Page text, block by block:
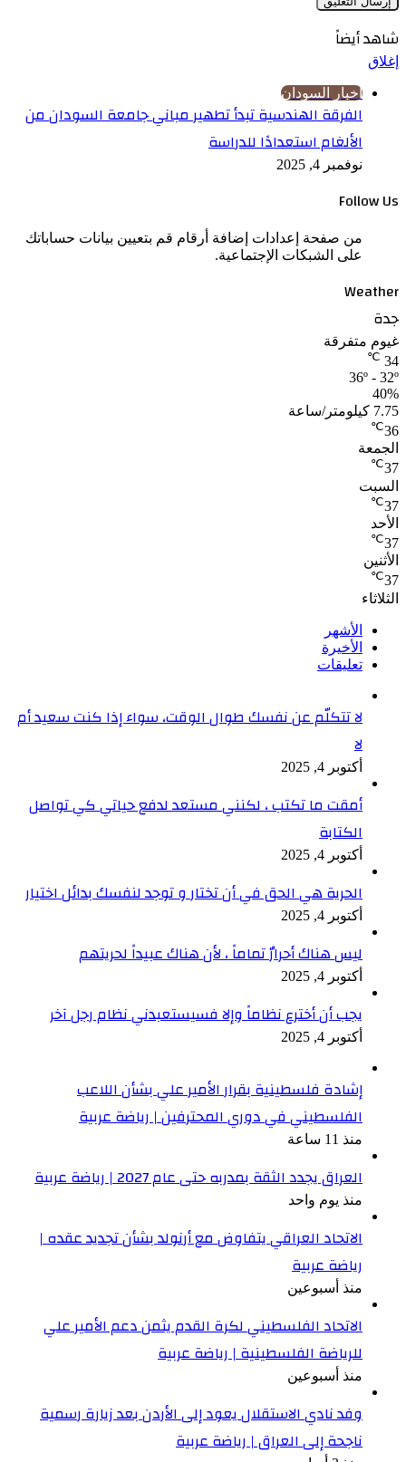
شاهد أيضاً
إغلاق
اخبار السودان
الفرقة الهندسية تبدأ تطهير مباني جامعة السودان من
الألغام استعدادًا للدراسة
نوفمبر 4, 2025
Follow Us
من صفحة إعدادات إضافة أرقام قم بتعيين بيانات حساباتك
على الشبكات الإجتماعية.
Weather
جدة
غيوم متفرقة
34
℃
36º - 32º
40%
7.75 كيلومتر/ساعة
36
℃
الجمعة
37
℃
السبت
37
℃
الأحد
37
℃
الأثنين
37
℃
الثلاثاء
الأشهر
الأخيرة
تعليقات
لا تتكلّم عن نفسك طوال الوقت، سواء إذا كنت سعيد أم
لا
أكتوبر 4, 2025
أمقت ما تكتب ، لكنني مستعد لدفع حياتي كي تواصل
الكتابة
أكتوبر 4, 2025
الحرية هي الحق في أن تختار و توجد لنفسك بدائل اختيار
أكتوبر 4, 2025
ليس هناك أحرارٌ تماماً ، لأن هناك عبيداً لحريتهم
أكتوبر 4, 2025
يجب أن أخترع نظاماً وإلا فسيستعبدني نظام رجل آخر
أكتوبر 4, 2025
إشادة فلسطينية بقرار الأمير علي بشأن اللاعب
الفلسطيني في دوري المحترفين | رياضة عربية
منذ 11 ساعة
العراق يجدد الثقة بمدربه حتى عام 2027 | رياضة عربية
منذ يوم واحد
الاتحاد العراقي يتفاوض مع أرنولد بشأن تجديد عقده |
رياضة عربية
منذ أسبوعين
الاتحاد الفلسطيني لكرة القدم يثمن دعم الأمير علي
للرياضة الفلسطينية | رياضة عربية
منذ أسبوعين
وفد نادي الاستقلال يعود إلى الأردن بعد زيارة رسمية
ناجحة إلى العراق | رياضة عربية